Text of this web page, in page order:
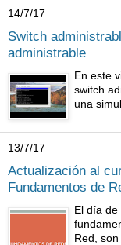
14/7/17
Switch
administrable
En este
switch
una
13/7/17
Actualización al
Fundamentos de
El día
Red,